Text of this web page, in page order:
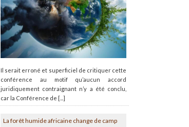
Il serait erroné et superficiel de critiquer cette
conférence au motif qu’aucun accord
juridiquement contraignant n’y a été conclu,
car la Conférence de [...]
La forêt humide africaine change de camp